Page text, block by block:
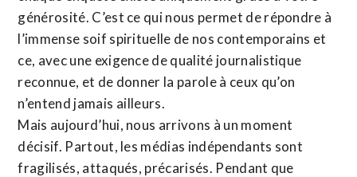
générosité. C’est ce qui nous permet de répondre à
l’immense soif spirituelle de nos contemporains et
ce, avec une exigence de qualité journalistique
reconnue, et de donner la parole à ceux qu’on
n’entend jamais ailleurs.
Mais aujourd’hui, nous arrivons à un moment
décisif. Partout, les médias indépendants sont
fragilisés, attaqués, précarisés. Pendant que